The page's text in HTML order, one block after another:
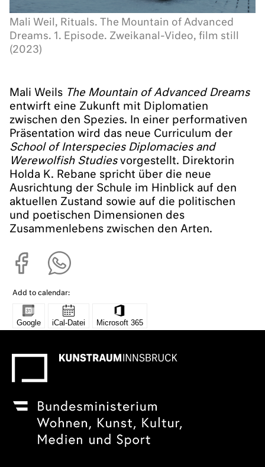
Mali Weil, Rituals. The Mountain of Advanced
Dreams. 1. Episode. Zweikanal-Video, film still
(2023)
Mali Weils The Mountain of Advanced Dreams
entwirft eine Zukunft mit Diplomatien
zwischen den Spezies. In einer performativen
Präsentation wird das neue Curriculum der
School of Interspecies Diplomacies and
Werewolfish Studiesvorgestellt. Direktorin
Holda K. Rebane spricht über die neue
Ausrichtung der Schule im Hinblick auf den
aktuellen Zustand sowie auf die politischen
und poetischen Dimensionen des
Zusammenlebens zwischen den Arten.
Add to calendar: